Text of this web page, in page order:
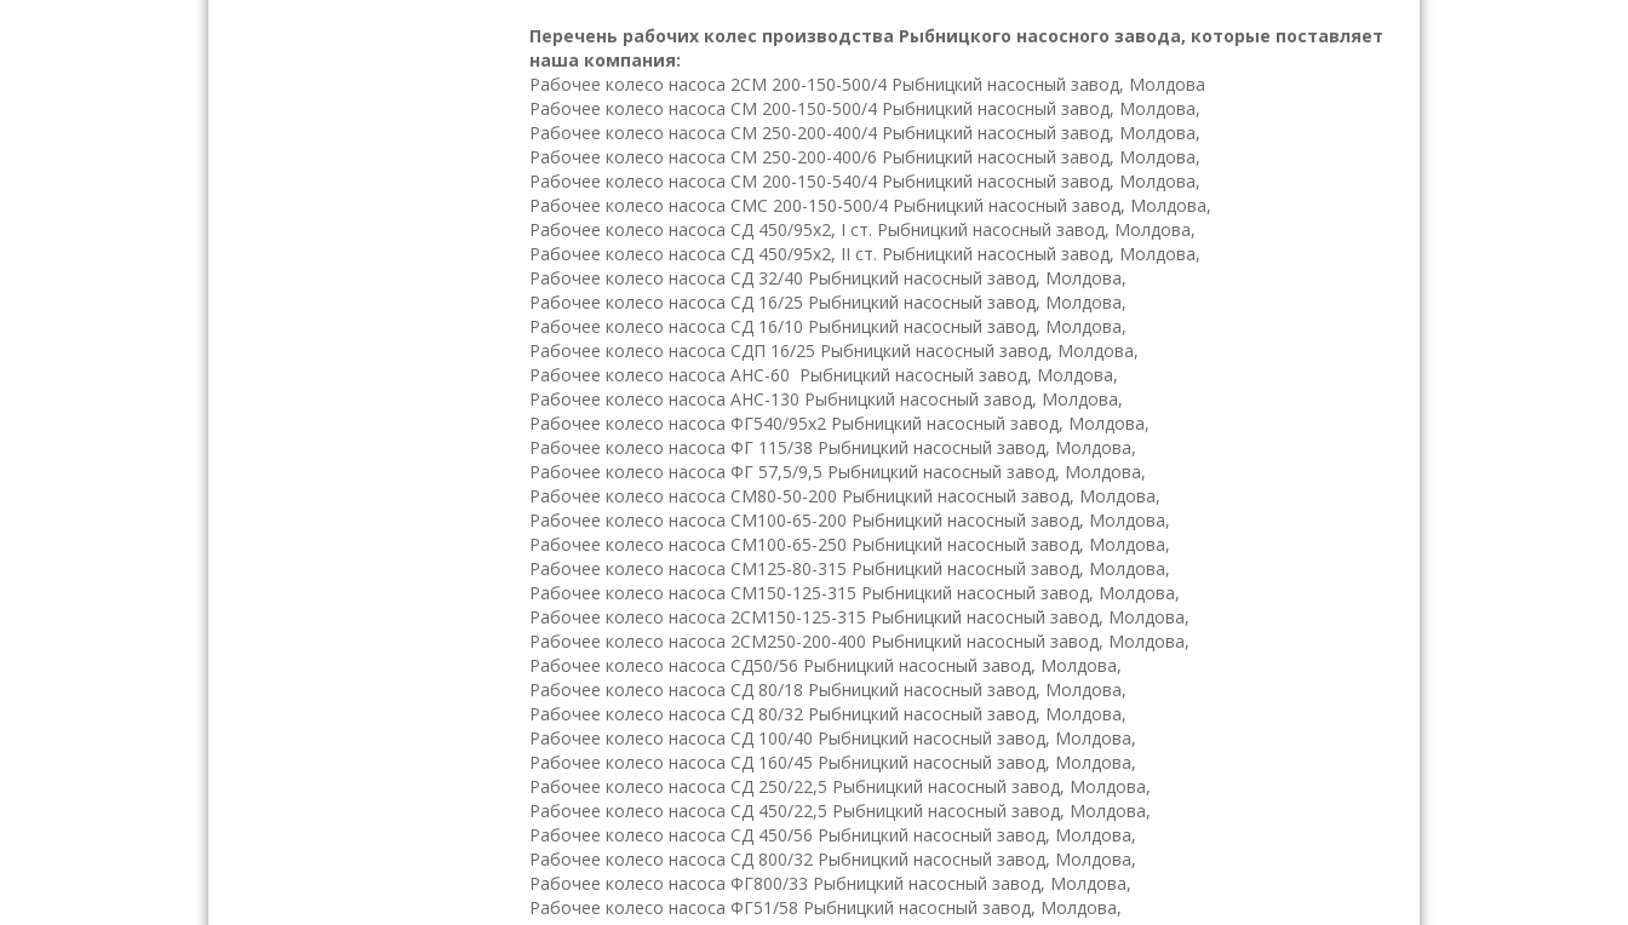
Перечень рабочих колес производства Рыбницкого насосного завода, которые поставляет
наша компания:
Рабочее колесо насоса 2СМ 200-150-500/4 Рыбницкий насосный завод, Молдова
Рабочее колесо насоса СМ 200-150-500/4 Рыбницкий насосный завод, Молдова,
Рабочее колесо насоса СМ 250-200-400/4 Рыбницкий насосный завод, Молдова,
Рабочее колесо насоса СМ 250-200-400/6 Рыбницкий насосный завод, Молдова,
Рабочее колесо насоса СМ 200-150-540/4 Рыбницкий насосный завод, Молдова,
Рабочее колесо насоса СМС 200-150-500/4 Рыбницкий насосный завод, Молдова,
Рабочее колесо насоса СД 450/95х2, I ст. Рыбницкий насосный завод, Молдова,
Рабочее колесо насоса СД 450/95х2, II ст. Рыбницкий насосный завод, Молдова,
Рабочее колесо насоса СД 32/40 Рыбницкий насосный завод, Молдова,
Рабочее колесо насоса СД 16/25 Рыбницкий насосный завод, Молдова,
Рабочее колесо насоса СД 16/10 Рыбницкий насосный завод, Молдова,
Рабочее колесо насоса СДП 16/25 Рыбницкий насосный завод, Молдова,
Рабочее колесо насоса АНС-60 Рыбницкий насосный завод, Молдова,
Рабочее колесо насоса АНС-130 Рыбницкий насосный завод, Молдова,
Рабочее колесо насоса ФГ540/95х2 Рыбницкий насосный завод, Молдова,
Рабочее колесо насоса ФГ 115/38 Рыбницкий насосный завод, Молдова,
Рабочее колесо насоса ФГ 57,5/9,5 Рыбницкий насосный завод, Молдова,
Рабочее колесо насоса СМ80-50-200 Рыбницкий насосный завод, Молдова,
Рабочее колесо насоса СМ100-65-200 Рыбницкий насосный завод, Молдова,
Рабочее колесо насоса СМ100-65-250 Рыбницкий насосный завод, Молдова,
Рабочее колесо насоса СМ125-80-315 Рыбницкий насосный завод, Молдова,
Рабочее колесо насоса СМ150-125-315 Рыбницкий насосный завод, Молдова,
Рабочее колесо насоса 2СМ150-125-315 Рыбницкий насосный завод, Молдова,
Рабочее колесо насоса 2СМ250-200-400 Рыбницкий насосный завод, Молдова,
Рабочее колесо насоса СД50/56 Рыбницкий насосный завод, Молдова,
Рабочее колесо насоса СД 80/18 Рыбницкий насосный завод, Молдова,
Рабочее колесо насоса СД 80/32 Рыбницкий насосный завод, Молдова,
Рабочее колесо насоса СД 100/40 Рыбницкий насосный завод, Молдова,
Рабочее колесо насоса СД 160/45 Рыбницкий насосный завод, Молдова,
Рабочее колесо насоса СД 250/22,5 Рыбницкий насосный завод, Молдова,
Рабочее колесо насоса СД 450/22,5 Рыбницкий насосный завод, Молдова,
Рабочее колесо насоса СД 450/56 Рыбницкий насосный завод, Молдова,
Рабочее колесо насоса СД 800/32 Рыбницкий насосный завод, Молдова,
Рабочее колесо насоса ФГ800/33 Рыбницкий насосный завод, Молдова,
Рабочее колесо насоса ФГ51/58 Рыбницкий насосный завод, Молдова,